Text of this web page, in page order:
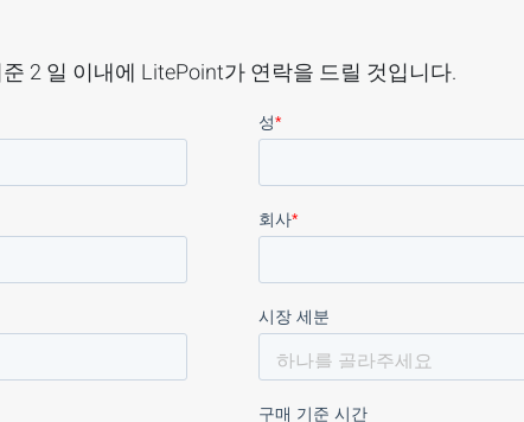
2 일 이내에 LitePoint가 연락을 드릴 것입니다.